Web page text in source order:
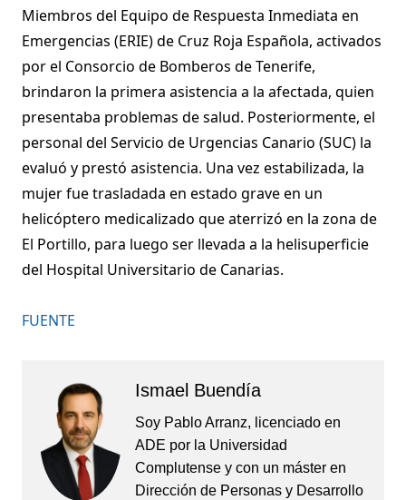
Miembros del Equipo de Respuesta Inmediata en
Emergencias (ERIE) de Cruz Roja Española, activados
por el Consorcio de Bomberos de Tenerife,
brindaron la primera asistencia a la afectada, quien
presentaba problemas de salud. Posteriormente, el
personal del Servicio de Urgencias Canario (SUC) la
evaluó y prestó asistencia. Una vez estabilizada, la
mujer fue trasladada en estado grave en un
helicóptero medicalizado que aterrizó en la zona de
El Portillo, para luego ser llevada a la helisuperficie
del Hospital Universitario de Canarias.
FUENTE
Ismael Buendía
Soy Pablo Arranz, licenciado en
ADE por la Universidad
Complutense y con un máster en
Dirección de Personas y Desarrollo